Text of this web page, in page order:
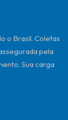
o Brasil. Coletas
pela
Sua carga